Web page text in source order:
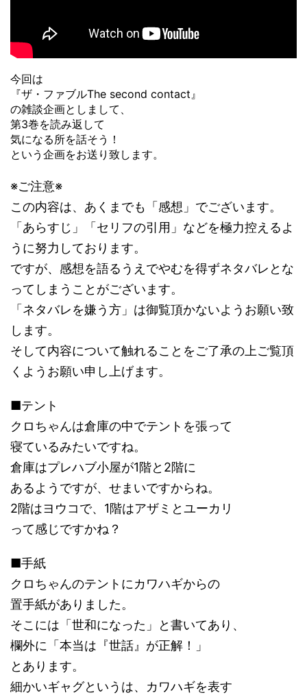
今回は
『ザ・ファブルThe second contact』
の雑談企画としまして、
第3巻を読み返して
気になる所を話そう！
という企画をお送り致します。
※ご注意※
この内容は、あくまでも「感想」でございます。
「あらすじ」「セリフの引用」などを極力控えるよ
うに努力しております。
ですが、感想を語るうえでやむを得ずネタバレとな
ってしまうことがございます。
「ネタバレを嫌う方」は御覧頂かないようお願い致
します。
そして内容について触れることをご了承の上ご覧頂
くようお願い申し上げます。
■テント
クロちゃんは倉庫の中でテントを張って
寝ているみたいですね。
倉庫はプレハブ小屋が1階と2階に
あるようですが、せまいですからね。
2階はヨウコで、1階はアザミとユーカリ
って感じですかね？
■手紙
クロちゃんのテントにカワハギからの
置手紙がありました。
そこには「世和になった」と書いてあり、
欄外に「本当は『世話』が正解！」
とあります。
細かいギャグというは、カワハギを表す